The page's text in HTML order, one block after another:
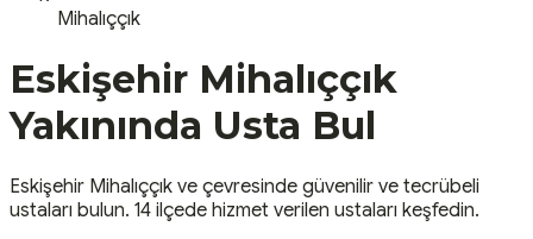
Mihalıççık
Eskişehir Mihalıççık
Yakınında Usta Bul
Eskişehir Mihalıççık ve çevresinde güvenilir ve tecrübeli
ustaları bulun. 14 ilçede hizmet verilen ustaları keşfedin.